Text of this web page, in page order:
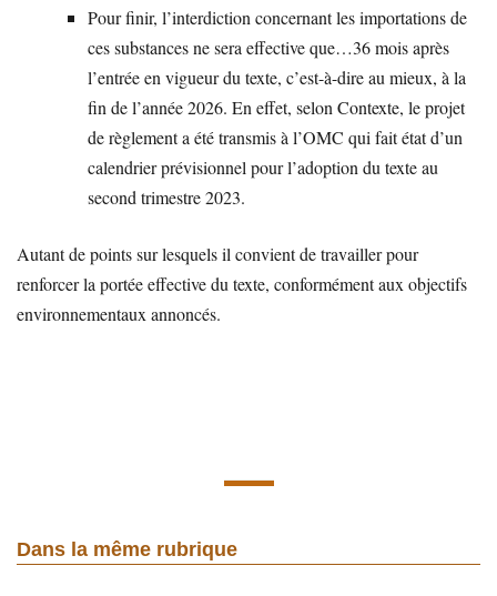
Pour finir, l’interdiction concernant les importations de
ces substances ne sera effective que…36 mois après
l’entrée en vigueur du texte, c’est-à-dire au mieux, à la
fin de l’année 2026. En effet, selon Contexte, le projet
de règlement a été transmis à l’OMC qui fait état d’un
calendrier prévisionnel pour l’adoption du texte au
second trimestre 2023.
Autant de points sur lesquels il convient de travailler pour
renforcer la portée effective du texte, conformément aux objectifs
environnementaux annoncés.
Dans la même rubrique